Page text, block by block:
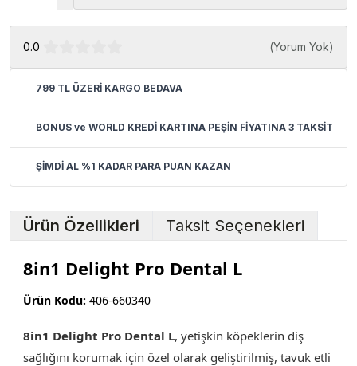
0.0 (Yorum Yok)
799 TL ÜZERİ KARGO BEDAVA
BONUS ve WORLD KREDİ KARTINA PEŞİN FİYATINA 3 TAKSİT
ŞİMDİ AL %1 KADAR PARA PUAN KAZAN
Ürün Özellikleri Taksit Seçenekleri
8in1 Delight Pro Dental L
Ürün Kodu: 406-660340
8in1 Delight Pro Dental L, yetişkin köpeklerin diş
sağlığını korumak için özel olarak geliştirilmiş, tavuk etli